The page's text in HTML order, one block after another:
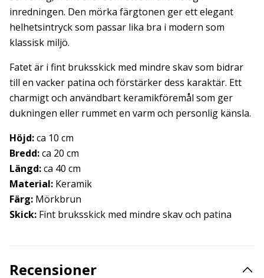
inredningen. Den mörka färgtonen ger ett elegant
helhetsintryck som passar lika bra i modern som
klassisk miljö.
Fatet är i fint bruksskick med mindre skav som bidrar
till en vacker patina och förstärker dess karaktär. Ett
charmigt och användbart keramikföremål som ger
dukningen eller rummet en varm och personlig känsla.
Höjd:ca 10 cm
Bredd:ca 20 cm
Längd:ca 40 cm
Material: Keramik
Färg: Mörkbrun
Skick: Fint bruksskick med mindre skav och patina
Recensioner